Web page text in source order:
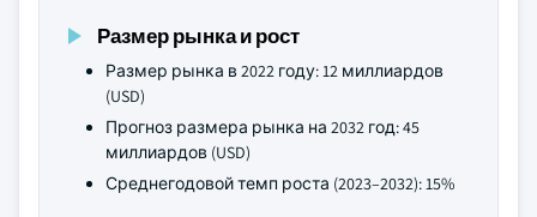
Размер рынка и рост
Размер рынка в 2022 году: 12 миллиардов
(USD)
Прогноз размера рынка на 2032 год: 45
миллиардов (USD)
Среднегодовой темп роста (2023–2032): 15%